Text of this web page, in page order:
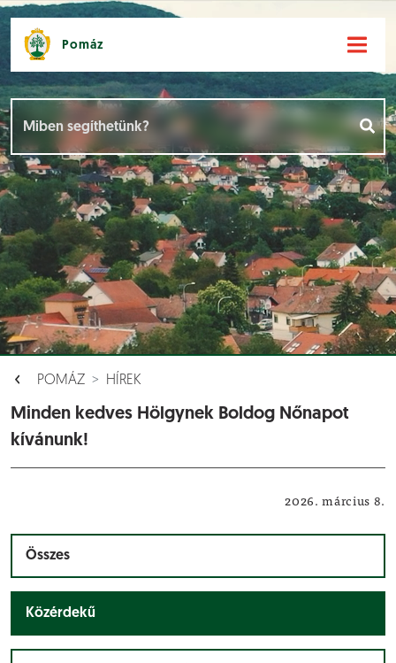
Pomáz
POMÁZ HÍREK
Minden kedves Hölgynek Boldog Nőnapot
kívánunk!
2026. március 8.
Összes
Közérdekű
Események []
Dokumentumok [ ]
Aloldalak []